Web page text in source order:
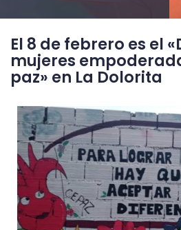
El 8 de febrero es el
mujeres
paz» en La Dolorita